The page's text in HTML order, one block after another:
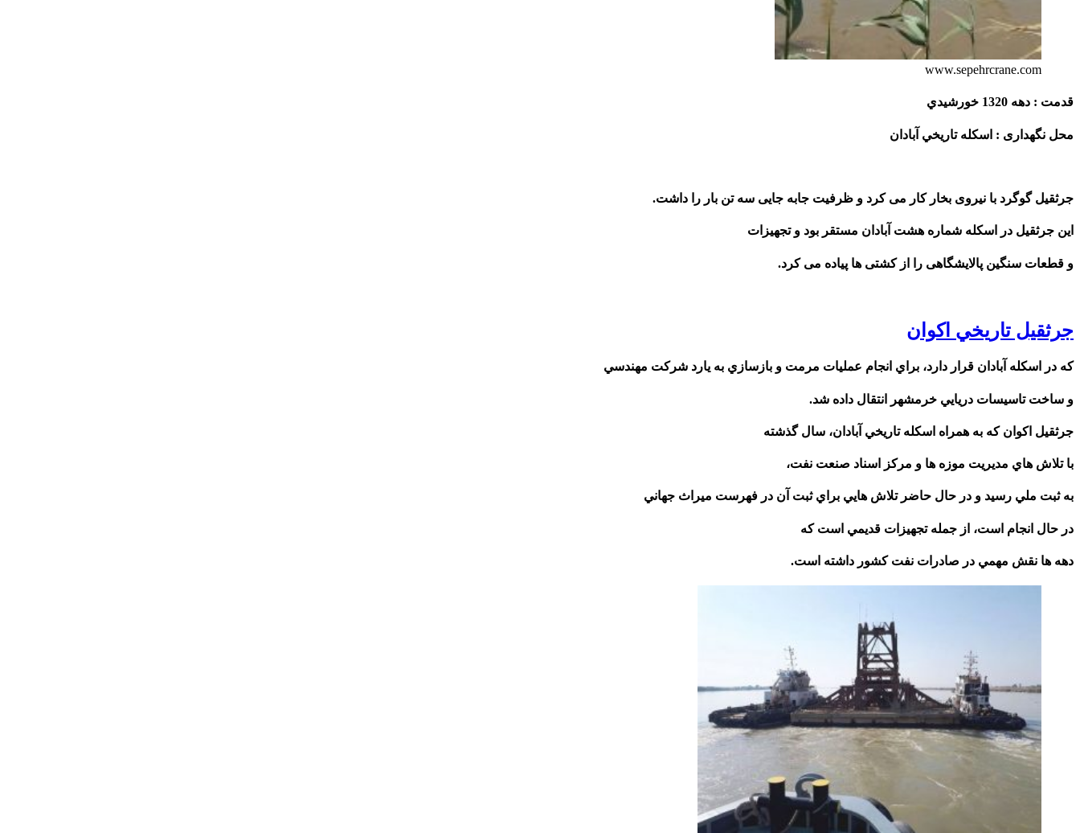
www.sepehrcrane.com
قدمت : دهه 1320 خورشيدي
محل نگهداری : اسكله تاريخي آبادان
جرثقیل گوگرد با نیروی بخار کار می کرد و ظرفیت جابه جایی سه تن بار را داشت.
این جرثقیل در اسکله شماره هشت آبادان مستقر بود و تجهیزات
و قطعات سنگین پالایشگاهی را از کشتی ها پیاده می کرد.
جرثقيل تاريخي اكوان
كه در اسكله آبادان قرار دارد، براي انجام عمليات مرمت و بازسازي به يارد شركت مهندسي
و ساخت تاسيسات دريايي خرمشهر انتقال داده شد.
جرثقيل اكوان كه به همراه اسكله تاريخي آبادان، سال گذشته
با تلاش هاي مديريت موزه ها و مركز اسناد صنعت نفت،
به ثبت ملي رسيد و در حال حاضر تلاش هايي براي ثبت آن در فهرست ميراث جهاني
در حال انجام است، از جمله تجهيزات قديمي است كه
دهه ها نقش مهمي در صادرات نفت كشور داشته است.